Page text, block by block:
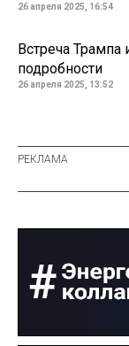
26 апреля 2025, 16:54
Встреча
подробности
26 апреля 2025, 13:52